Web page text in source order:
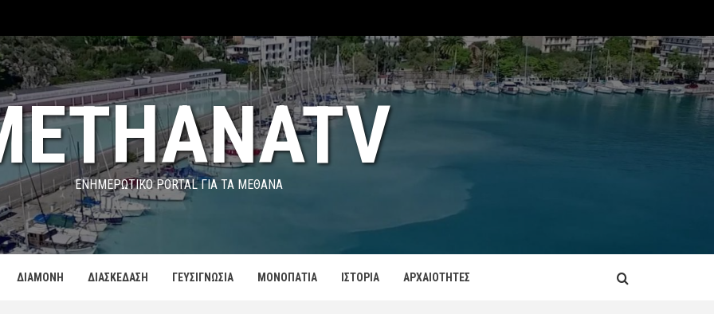
ΕΝΗΜΕΡΩΤΙΚΌ PORTAL ΓΙΑ ΤΑ ΜΕΘΑΝΑ
ΔΙΑΜΟΝΗ ΔΙΑΣΚΕΔΑΣΗ ΓΕΥΣΙΓΝΩΣΙΑ ΜΟΝΟΠΑΤΙΑ ΙΣΤΟΡΙΑ ΑΡΧΑΙΟΤΗΤΕΣ